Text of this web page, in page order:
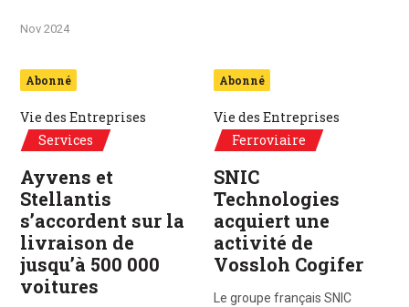
Nov 2024
Abonné
Vie des Entreprises
Services
Ayvens et
Stellantis
s’accordent sur la
livraison de
jusqu’à 500 000
voitures
Abonné
Vie des Entreprises
Ferroviaire
SNIC
Technologies
acquiert une
activité de
Vossloh Cogifer
Le groupe français SNIC